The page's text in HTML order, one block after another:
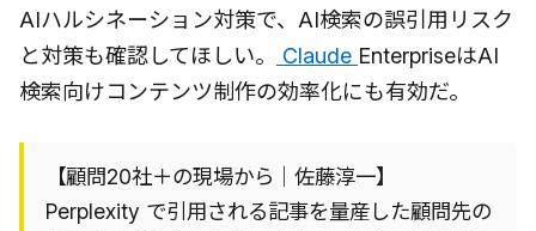
AIハルシネーション対策で、AI検索の誤引用リスク
と対策も確認してほしい。
Claude EnterpriseはAI
検索向けコンテンツ制作の効率化にも有効だ。
【顧問20社＋の現場から｜佐藤淳一】
Perplexity で引用される記事を量産した顧問先の